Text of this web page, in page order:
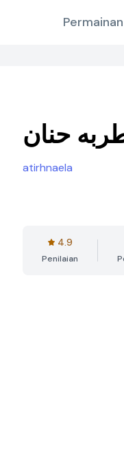
Permainan
حنان
atirhnaela
4.9
Penilaian